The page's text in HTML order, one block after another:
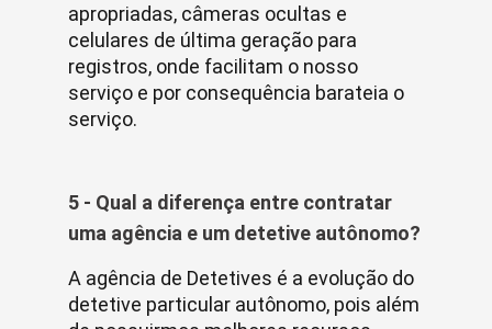
apropriadas, câmeras ocultas e
celulares de última geração para
registros, onde facilitam o nosso
serviço e por consequência barateia o
serviço.
5 - Qual a diferença entre contratar
uma agência e um detetive autônomo?
A agência de Detetives é a evolução do
detetive particular autônomo, pois além